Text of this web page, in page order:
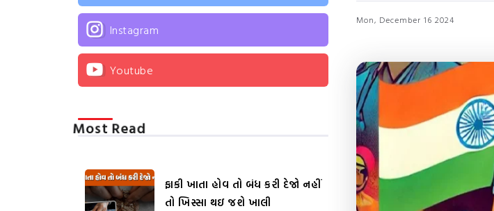
Mon, December 16 2024
Instagram
Youtube
Most Read
ફાકી ખાતા હોવ તો બંધ કરી દેજો નહીં
તો ખિસ્સા થઇ જશે ખાલી